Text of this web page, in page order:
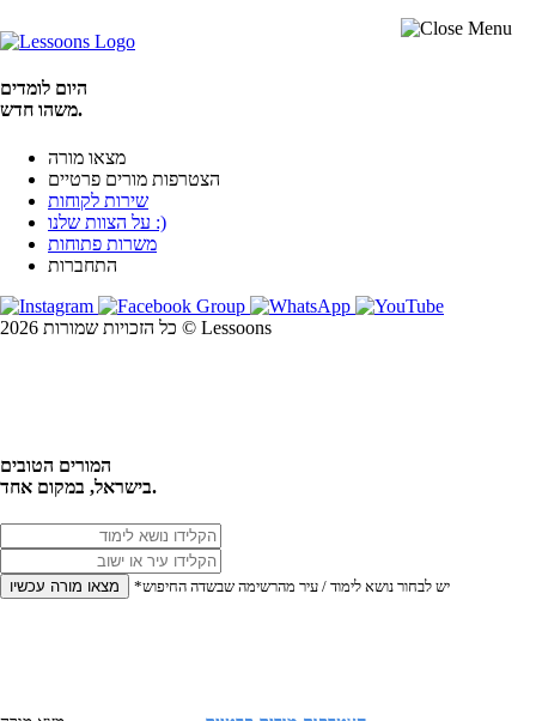
היום לומדים
משהו חדש.
מצאו מורה
הצטרפות מורים פרטיים
שירות לקוחות
על הצוות שלנו :)
משרות פתוחות
התחברות
כל הזכויות שמורות 2026 © Lessoons
המורים הטובים
בישראל, במקום אחד.
מצאו מורה עכשיו *יש לבחור נושא לימוד / עיר מהרשימה שבשדה החיפוש